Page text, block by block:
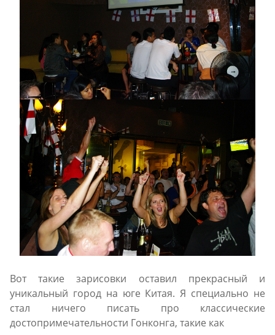
Вот такие зарисовки оставил прекрасный и
уникальный город на юге Китая. Я специально не
стал ничего писать про классические
достопримечательности Гонконга, такие как